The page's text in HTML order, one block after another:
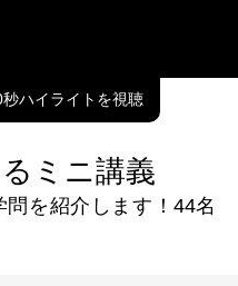
ハイライト
ミニ講義
問を紹介します！44名